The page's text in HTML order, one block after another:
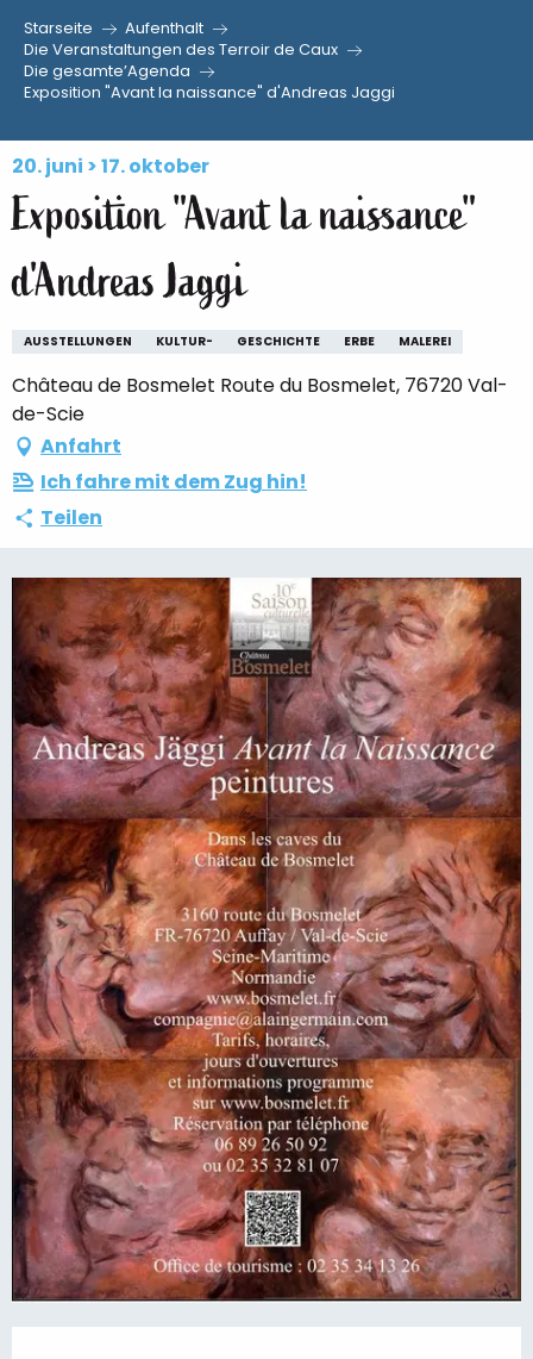
Aller
contenu
principal
Starseite
Aufenthalt
Die Veranstaltungen des Terroir de Caux
Die gesamte’Agenda
Exposition "Avant la naissance" d'Andreas Jaggi
20. juni > 17. oktober
Exposition "Avant la naissance"
d'Andreas Jaggi
AUSSTELLUNGEN KULTUR- GESCHICHTE ERBE MALEREI
Château de Bosmelet Route du Bosmelet, 76720 Val-
de-Scie
Anfahrt
Ich fahre mit dem Zug hin!
Teilen